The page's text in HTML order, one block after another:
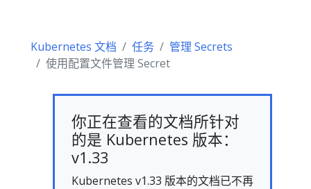
Kubernetes 文档 任务
管理 Secrets
使用配置文件管理 Secret
你正在查看的文档所针对
的是 Kubernetes 版本：
v1.33
Kubernetes v1.33 版本的文档已不再